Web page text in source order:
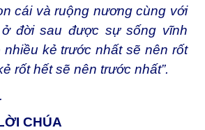
cái và ruộng nương cùng với
đời sau được sự sống vĩnh
kẻ trước nhất sẽ nên rốt
rốt hết sẽ nên trước nhất”.
CHÚA